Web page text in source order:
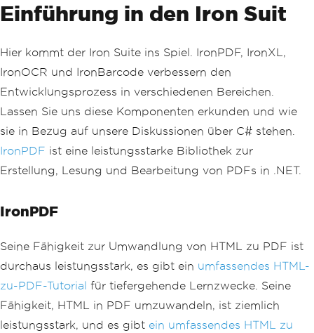
Einführung in den Iron Suit
Hier kommt der Iron Suite ins Spiel. IronPDF, IronXL,
IronOCR und IronBarcode verbessern den
Entwicklungsprozess in verschiedenen Bereichen.
Lassen Sie uns diese Komponenten erkunden und wie
sie in Bezug auf unsere Diskussionen über C# stehen.
IronPDF ist eine leistungsstarke Bibliothek zur
Erstellung, Lesung und Bearbeitung von PDFs in .NET.
IronPDF
Seine Fähigkeit zur Umwandlung von HTML zu PDF ist
durchaus leistungsstark, es gibt ein umfassendes HTML-
zu-PDF-Tutorial für tiefergehende Lernzwecke. Seine
Fähigkeit, HTML in PDF umzuwandeln, ist ziemlich
leistungsstark, und es gibt ein umfassendes HTML zu